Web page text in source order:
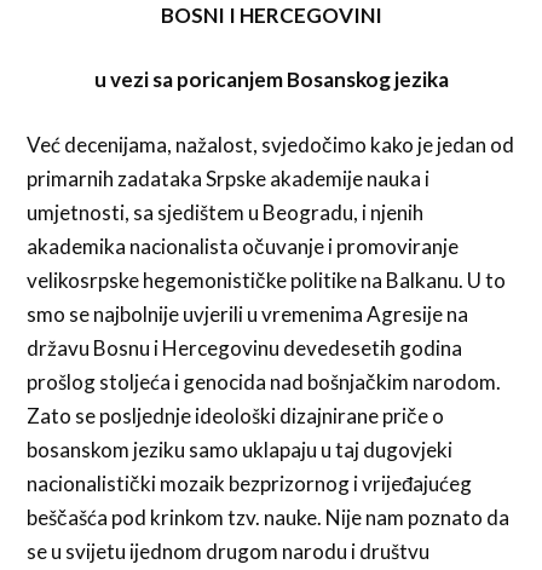
BOSNI I HERCEGOVINI
u vezi sa poricanjem Bosanskog jezika
Već decenijama, nažalost, svjedočimo kako je jedan od
primarnih zadataka Srpske akademije nauka i
umjetnosti, sa sjedištem u Beogradu, i njenih
akademika nacionalista očuvanje i promoviranje
velikosrpske hegemonističke politike na Balkanu. U to
smo se najbolnije uvjerili u vremenima Agresije na
državu Bosnu i Hercegovinu devedesetih godina
prošlog stoljeća i genocida nad bošnjačkim narodom.
Zato se posljednje ideološki dizajnirane priče o
bosanskom jeziku samo uklapaju u taj dugovjeki
nacionalistički mozaik bezprizornog i vrijeđajućeg
beščašća pod krinkom tzv. nauke. Nije nam poznato da
se u svijetu ijednom drugom narodu i društvu